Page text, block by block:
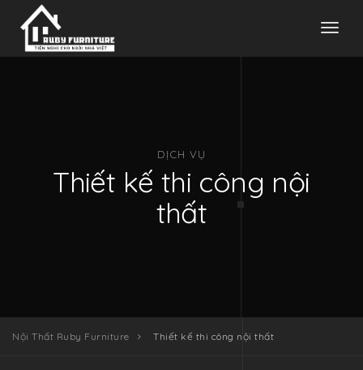
DỊCH VỤ
Thiết kế thi công nội
thất
Nội Thất Ruby Furniture Thiết kế thi công nội thất